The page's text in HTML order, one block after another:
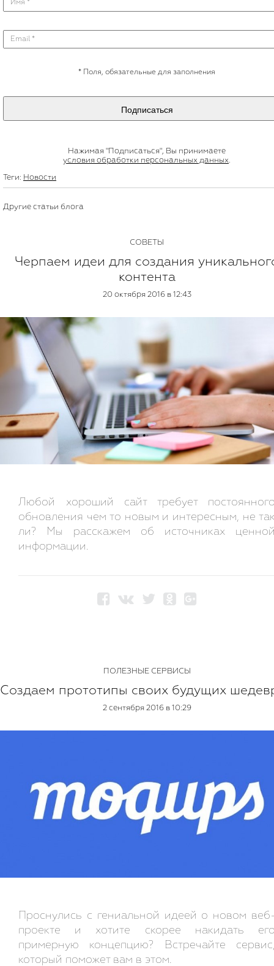
* Поля, обязательные для заполнения
Подписаться
Нажимая "Подписаться", Вы принимаете
условия обработки персональных данных.
Теги: Новости
Другие статьи блога
СОВЕТЫ
Черпаем идеи для создания
контента
20 октября 2016 в 12:43
Любой хороший сайт требует
обновления чем то новым и интересным, не
ли? Мы расскажем об источниках
информации.
ПОЛЕЗНЫЕ СЕРВИСЫ
Создаем прототипы своих будущих
2 сентября 2016 в 10:29
Проснулись с гениальной идеей о новом
проекте и хотите скорее накидать
примерную концепцию? Встречайте
который поможет вам в этом.